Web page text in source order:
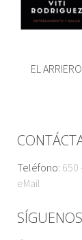
EL ARRIERO
Teléfono: 650
eMail